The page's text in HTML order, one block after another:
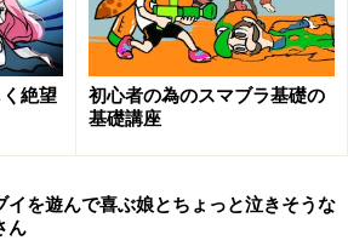
ー達も表示されています
はボードゲームタイプのソフトだ
ードゲームといっても色々ありま
いうなら、カルドセプトはモノポ
ート（以下いたスト）に似たボー
。サイコロを転がし、とまったマ
て、そこに後から止まったプレイ
絶望
初心者の為のスマブラ基礎の
基礎講座
イを遊んで喜ぶ娘とちょっと泣きそうな
ん